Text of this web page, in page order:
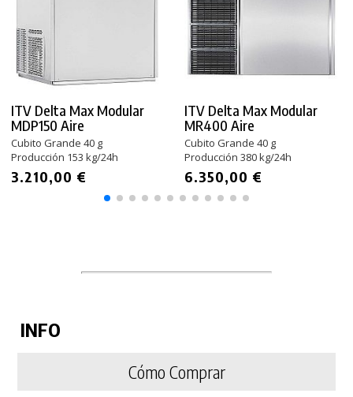
ITV Delta Max Modular
MDP150 Aire
Cubito Grande 40 g
Producción 153 kg/24h
3.210,00 €
ITV Delta Max Modular
MR400 Aire
Cubito Grande 40 g
Producción 380 kg/24h
6.350,00 €
INFO
Cómo Comprar